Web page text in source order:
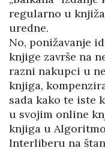
regularno u
uredne.
No, ponižavanje
knjige završe na
razni nakupci u
knjiga,
sada kako te iste
u svojim online
knjiga u
Interliberu na